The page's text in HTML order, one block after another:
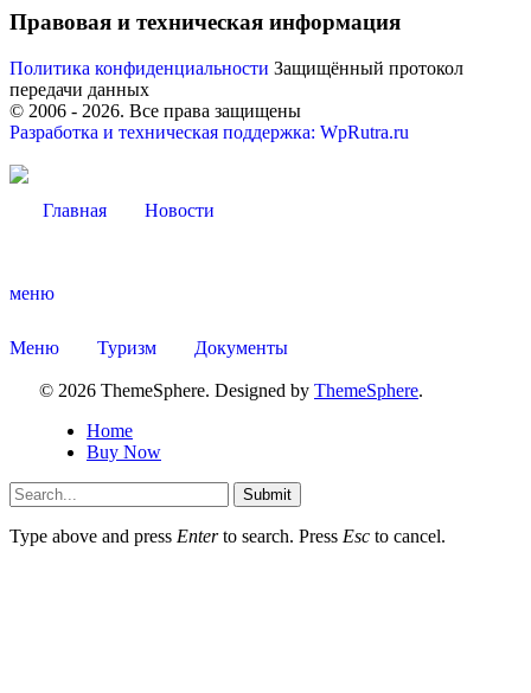
Правовая и техническая информация
Политика конфиденциальности Защищённый протокол
передачи данных
© 2006 - 2026. Все права защищены
Разработка и техническая поддержка: WpRutra.ru
Главная Новости
меню
Меню Туризм Документы
© 2026 ThemeSphere. Designed by ThemeSphere.
Home
Buy Now
Submit
Type above and press Enterto search. Press Esc to cancel.
Администрация